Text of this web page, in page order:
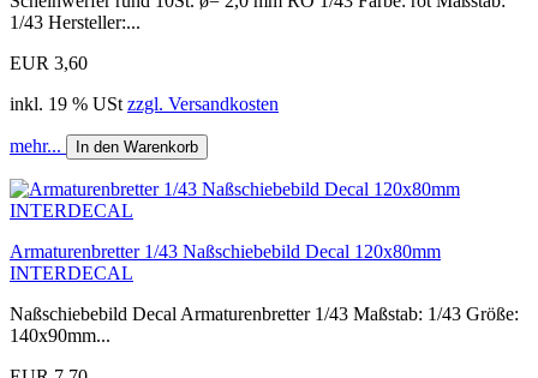
1/43 Hersteller:...
EUR 3,60
inkl. 19 % USt zzgl. Versandkosten
mehr... In den Warenkorb
Armaturenbretter 1/43 Naßschiebebild Decal 120x80mm
INTERDECAL
Naßschiebebild Decal Armaturenbretter 1/43 Maßstab: 1/43 Größe:
140x90mm...